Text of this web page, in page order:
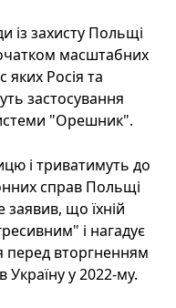
із захисту Польщі
масштабних
яких Росія та
застосування
"Орешник".
і триватимуть до
справ Польщі
заявив, що їхній
і нагадує
перед вторгненням
Україну у 2022-му.